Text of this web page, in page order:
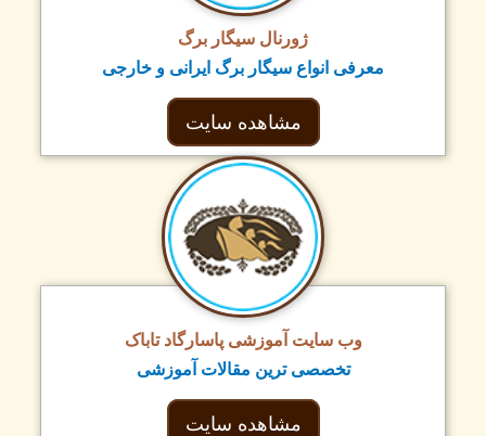
ژورنال سیگار برگ
معرفی انواع سیگار برگ ایرانی و خارجی
مشاهده سایت
وب سایت آموزشی پاسارگاد تاباک
تخصصی ترین مقالات آموزشی
مشاهده سایت